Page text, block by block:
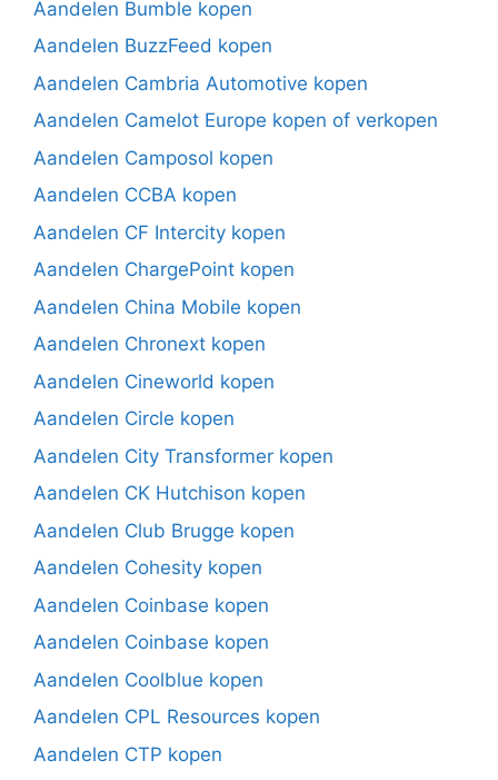
Aandelen Bumble kopen
Aandelen BuzzFeed kopen
Aandelen Cambria Automotive kopen
Aandelen Camelot Europe kopen of verkopen
Aandelen Camposol kopen
Aandelen CCBA kopen
Aandelen CF Intercity kopen
Aandelen ChargePoint kopen
Aandelen China Mobile kopen
Aandelen Chronext kopen
Aandelen Cineworld kopen
Aandelen Circle kopen
Aandelen City Transformer kopen
Aandelen CK Hutchison kopen
Aandelen Club Brugge kopen
Aandelen Cohesity kopen
Aandelen Coinbase kopen
Aandelen Coinbase kopen
Aandelen Coolblue kopen
Aandelen CPL Resources kopen
Aandelen CTP kopen